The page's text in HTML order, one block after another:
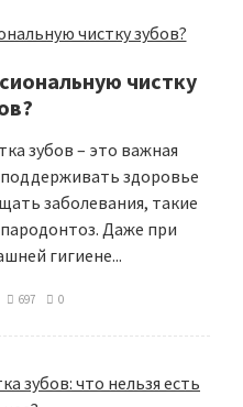
чистку
зубов – это важная
здоровье
заболевания, такие
Даже при
гигиене...
697 0